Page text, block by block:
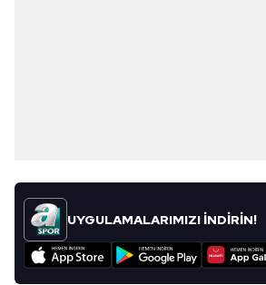
UYGULAMALARIMIZI İNDİRİN!